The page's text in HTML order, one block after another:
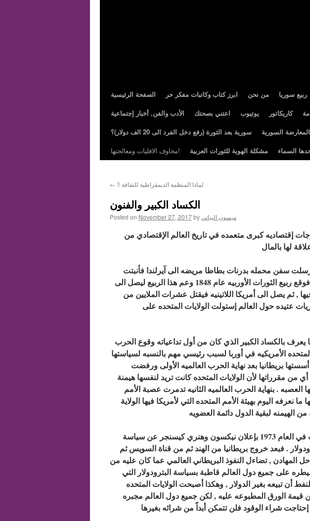
الصفحة الرئيسية ابرز كتاب وكاتبات مفكر حر من نحن ربيع سوريا
الأدب والفن, أخبار إجتماعية
اعتني بصحتك يوتيوب كاريكاتور
سورية بعد الثورة (رفع دخل الفرد الى 20 الف دولار)؟
السورية
مخاوف الاقليات ومعالجتها!
مشكلة الهوية للثورات العربية السماء
← لماذا المنظمة الديمقراطية للثقافة ؟
الكساد الكبير والفنون
Posted on November 27, 2017by ميسون البياتي
الولايات المتحده الأمريكيه 4 رجات إقتصاديه كبرى متعمده في تاريخ العالم الإقتصادي من
لها بالمال
كانت عام 1845 عندما أرسلت سفن محمله بدرنات بطاطا مريضه الى آيرلندا فأنبتت
محصولاً تالفاً جعل المجاعه تعم أوربا فوقع ربيع الثورات الأوربيه عام 1848 وعم هذا الربيع ليصل الى
مليون إنسان فيها , ثم يصل الى أمريكا اللاتينيه فيقتل عشرات الملايين من
عتيده حول العالم إستولت الولايات المتحده على
كانت عام 1929 بوقوع ما يعرف بالكساد الكبير الذي كان من أول تداعياته وقوع الحرب
المتحده الأمريكيه في أوربا لسبب رئيسي مهم بالنسبه لسياستها
بريطانيا بعد نهاية الحرب العالميه الأولى ورفضت
أي من مقرراتها لأن الولايات المتحده كانت تريد لنفسها هيمنة
. بنهاية الحرب العالميه الثانيه تدمرت عصبة الأمم
نعرفه اليوم بهيئة الأمم المتحده التي لأمريكا فيها الولاية
الهيمنه لبقية الدول دائمة العضويه
الرجه الإقتصاديه العالميه الثالثه كانت في العام 1973 بإعلان نيكسون وهنري كيسنجر عن سياسة
. فبعد خروج بريطانيا من الهند ثم من قناة السويس ثم
, تضاءل النفوذ البريطاني العالمي عما كان عليه من
على جميع دول العالم قاطبة بسياسة البترودولار التي
أن تبيعه بغير الدولار , وهكذا أصبحت الولايات المتحده
قيمة الورق المطبوعه عليه , لكن جميع دول العالم مجبره
إحتاجت شراء الوقود فلن تتمكن أبداً من شرائه بغيرها